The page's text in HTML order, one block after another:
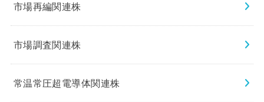
市場再編関連株
市場調査関連株
常温常圧超電導体関連株